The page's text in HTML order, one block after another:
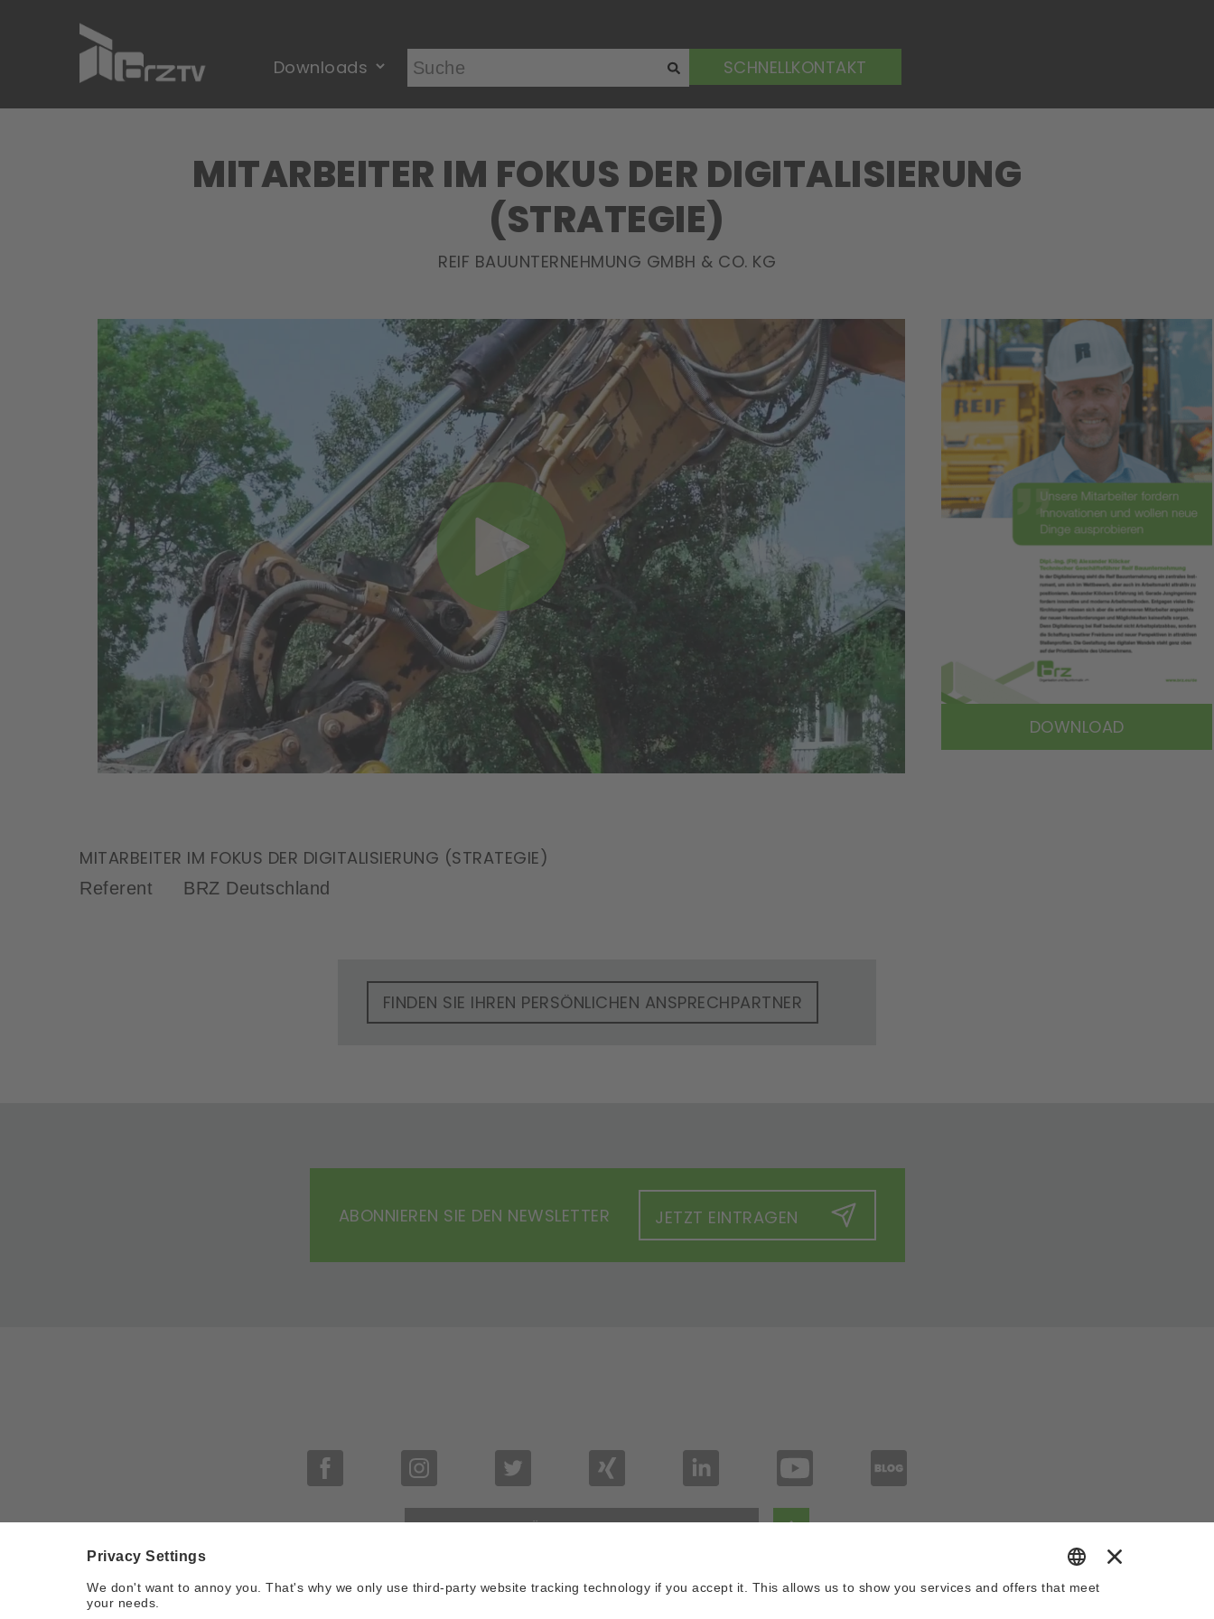
SCHNELLKONTAKT
MITARBEITER IM FOKUS DER DIGITALISIERUNG
(STRATEGIE)
REIF BAUUNTERNEHMUNG GMBH & CO. KG
ERFOLGSGESCHICHTE
REIF
DOWNLOAD
MITARBEITER IM FOKUS DER DIGITALISIERUNG (STRATEGIE)
Referent BRZ Deutschland
FINDEN SIE IHREN PERSÖNLICHEN ANSPRECHPARTNER
ABONNIEREN SIE DEN NEWSLETTER JETZT EINTRAGEN
ZURÜCK NACH OBEN
Impressum Datenschutz Datenschutzeinstellungen